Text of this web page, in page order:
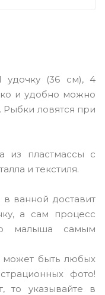
удочку (36 см), 4
и удобно можно
Рыбки ловятся при
из пластмассы с
и текстиля.
ванной доставит
а сам процесс
малыша самым
может быть любых
фото!
то указывайте в